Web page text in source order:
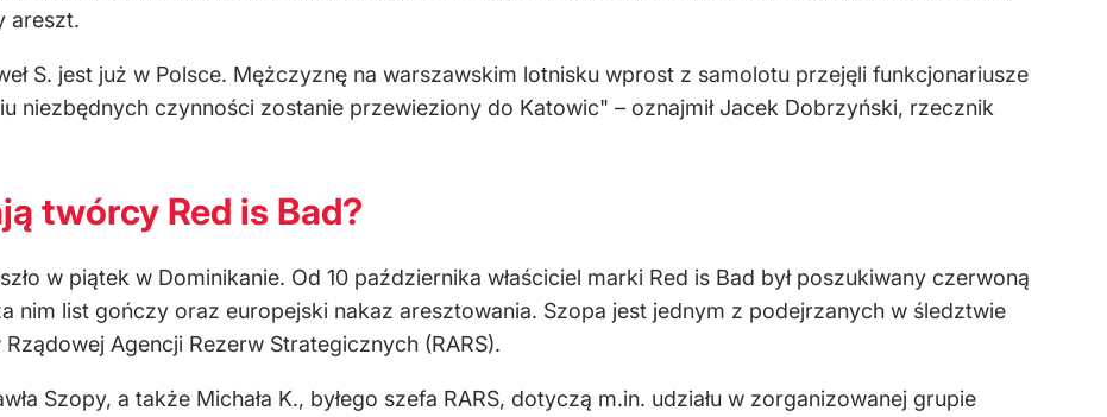
areszt.
S. jest już w Polsce. Mężczyznę na warszawskim lotnisku wprost z samolotu przejęli funkcjonariusze
niezbędnych czynności zostanie przewieziony do Katowic" – oznajmił Jacek Dobrzyński, rzecznik
twórcy Red is Bad?
w piątek w Dominikanie. Od 10 października właściciel marki Red is Bad był poszukiwany czerwoną
nim list gończy oraz europejski nakaz aresztowania. Szopa jest jednym z podejrzanych w śledztwie
Agencji Rezerw Strategicznych (RARS).
Szopy, a także Michała K., byłego szefa RARS, dotyczą m.in. udziału w zorganizowanej grupie